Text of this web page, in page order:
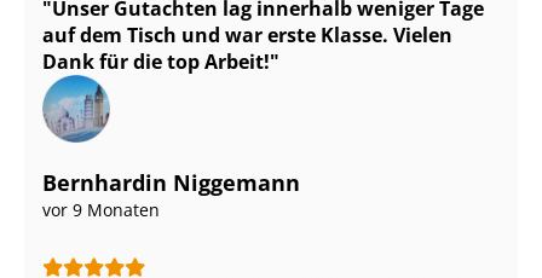
Unser Gutachten lag innerhalb weniger Tage
auf dem Tisch und war erste Klasse. Vielen
Dank für die top Arbeit!
Bernhardin Niggemann
vor 9 Monaten